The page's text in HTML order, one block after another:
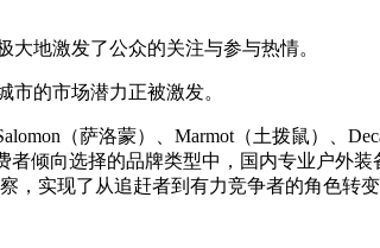
地激发了公众的关注与参与热情。
的市场潜力正被激发。
（萨洛蒙）、Marmot（土拨鼠）、
倾向选择的品牌类型中，国内专业户外装
，实现了从追赶者到有力竞争者的角色转变